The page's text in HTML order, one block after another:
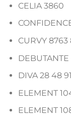
CELIA 3860
CURVY
DIVA 28 48
ELEMENT
ELEMENT